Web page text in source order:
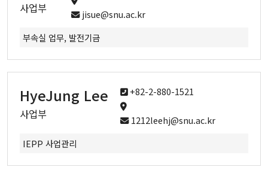
사업부
jisue@snu.ac.kr
부속실 업무, 발전기금
HyeJung Lee
사업부
+82-2-880-1521
1212leehj@snu.ac.kr
IEPP 사업관리
Research
Research Areas
Research Activities
Notice